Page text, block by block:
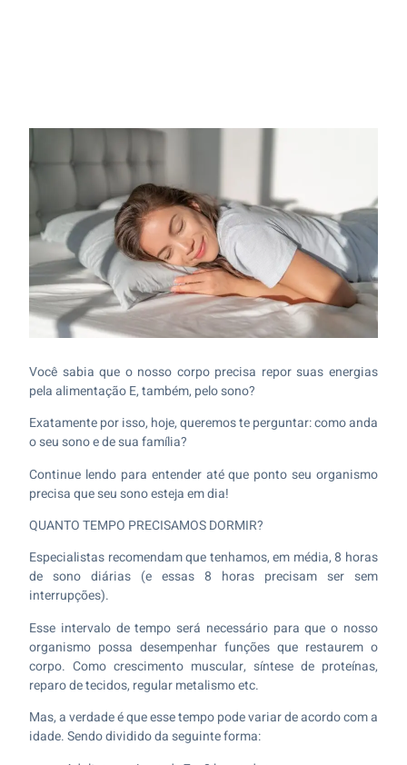
Você sabia que o nosso corpo precisa repor suas energias
pela alimentação E, também, pelo sono?
Exatamente por isso, hoje, queremos te perguntar: como anda
o seu sono e de sua família?
Continue lendo para entender até que ponto seu organismo
precisa que seu sono esteja em dia!
QUANTO TEMPO PRECISAMOS DORMIR?
Especialistas recomendam que tenhamos, em média, 8 horas
de sono diárias (e essas 8 horas precisam ser sem
interrupções).
Esse intervalo de tempo será necessário para que o nosso
organismo possa desempenhar funções que restaurem o
corpo. Como crescimento muscular, síntese de proteínas,
reparo de tecidos, regular metalismo etc.
Mas, a verdade é que esse tempo pode variar de acordo com a
idade. Sendo dividido da seguinte forma: